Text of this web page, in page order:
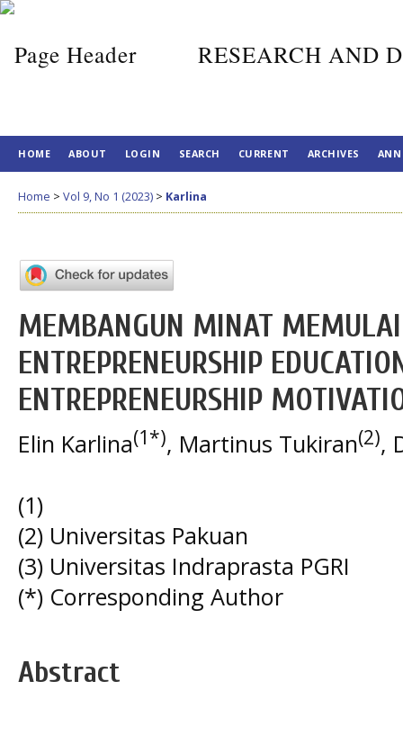
RESEARCH AND
HOME ABOUT LOGIN SEARCH CURRENT ARCHIVES
Home > Vol 9, No 1 (2023) > Karlina
MEMBANGUN MINAT
ENTREPRENEURSHIP
ENTREPRENEURSHIP
Elin Karlina(1*), Martinus Tukiran(2),
(1)
(2) Universitas Pakuan
(3) Universitas Indraprasta PGRI
(*) Corresponding Author
Abstract